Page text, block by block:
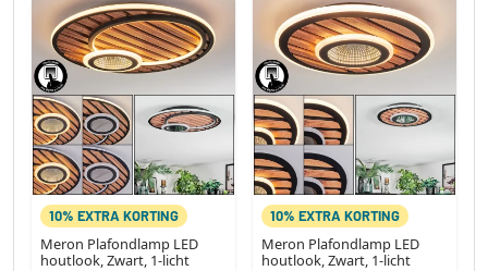
10% EXTRA KORTING
Meron Plafondlamp LED
houtlook, Zwart, 1-licht
10% EXTRA KORTING
Meron Plafondlamp LED
houtlook, Zwart, 1-licht